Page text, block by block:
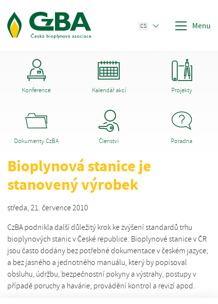
CS Menu
Konference Kalendář akcí Projekty
Dokumenty CzBA Členství Poradna
Bioplynová stanice je
stanovený výrobek
středa, 21. července 2010
CzBA podnikla další důležitý krok ke zvýšení standardů trhu
bioplynových stanic v České republice. Bioplynové stanice v ČR
jsou často dodány bez potřebné dokumentace v českém jazyce,
a bez jasného a jednotného manuálu, který by popisoval
obsluhu, údržbu, bezpečnostní pokyny a výstrahy, postupy v
případě poruchy a havárie, provádění kontrol a revizí apod.